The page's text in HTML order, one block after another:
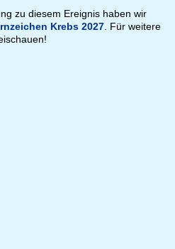
zu diesem Ereignis haben wir
Krebs 2027. Für weitere